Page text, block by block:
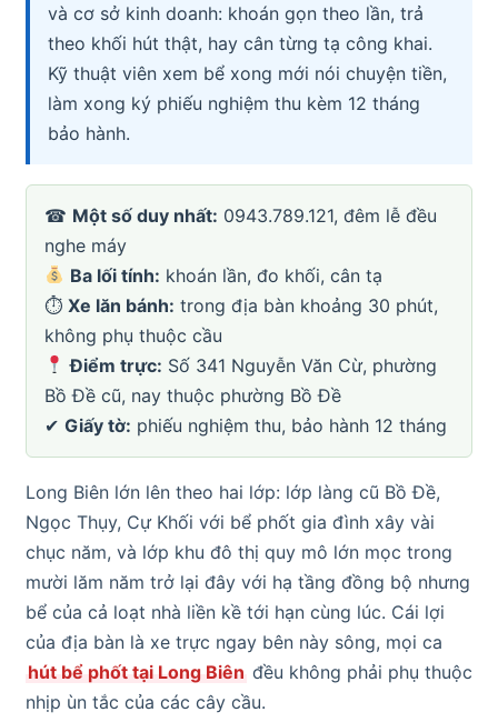
và cơ sở kinh doanh: khoán gọn theo lần, trả
theo khối hút thật, hay cân từng tạ công khai.
Kỹ thuật viên xem bể xong mới nói chuyện tiền,
làm xong ký phiếu nghiệm thu kèm 12 tháng
bảo hành.
☎ Một số duy nhất: 0943.789.121, đêm lễ đều
nghe máy
Ba lối tính: khoán lần, đo khối, cân tạ
⏱ Xe lăn bánh: trong địa bàn khoảng 30 phút,
không phụ thuộc cầu
Điểm trực: Số 341 Nguyễn Văn Cừ, phường
Bồ Đề cũ, nay thuộc phường Bồ Đề
✔ Giấy tờ: phiếu nghiệm thu, bảo hành 12 tháng
Long Biên lớn lên theo hai lớp: lớp làng cũ Bồ Đề,
Ngọc Thụy, Cự Khối với bể phốt gia đình xây vài
chục năm, và lớp khu đô thị quy mô lớn mọc trong
mười lăm năm trở lại đây với hạ tầng đồng bộ nhưng
bể của cả loạt nhà liền kề tới hạn cùng lúc. Cái lợi
của địa bàn là xe trực ngay bên này sông, mọi ca
hút bể phốt tại Long Biên đều không phải phụ thuộc
nhịp ùn tắc của các cây cầu.